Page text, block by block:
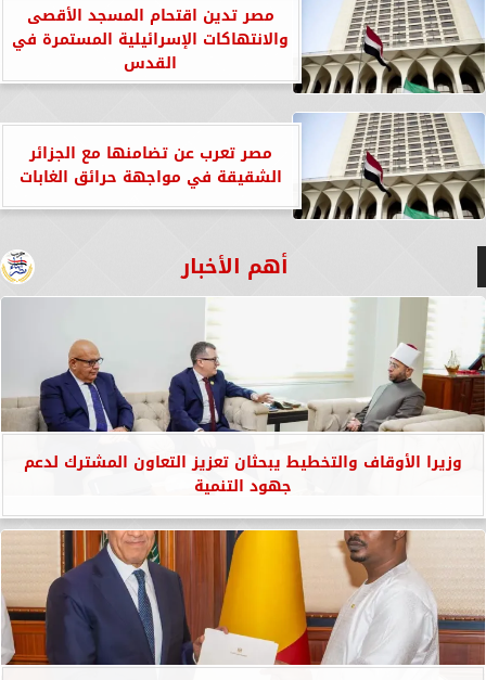
مصر تدين اقتحام المسجد الأقصى
والانتهاكات الإسرائيلية المستمرة في
القدس
مصر تعرب عن تضامنها مع الجزائر
الشقيقة في مواجهة حرائق الغابات
أهم الأخبار
وزيرا الأوقاف والتخطيط يبحثان تعزيز التعاون المشترك لدعم
جهود التنمية